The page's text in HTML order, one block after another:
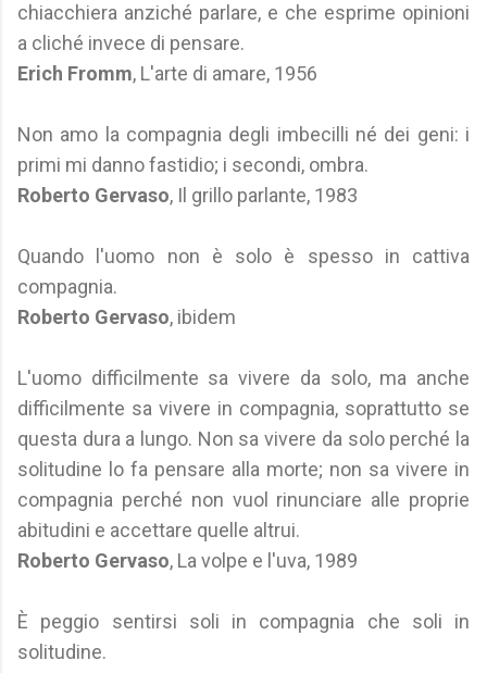
chiacchiera anziché parlare, e che esprime opinioni
a cliché invece di pensare.
Erich Fromm, L'arte di amare, 1956
Non amo la compagnia degli imbecilli né dei geni: i
primi mi danno fastidio; i secondi, ombra.
Roberto Gervaso, Il grillo parlante, 1983
Quando l'uomo non è solo è spesso in cattiva
compagnia.
Roberto Gervaso, ibidem
L'uomo difficilmente sa vivere da solo, ma anche
difficilmente sa vivere in compagnia, soprattutto se
questa dura a lungo. Non sa vivere da solo perché la
solitudine lo fa pensare alla morte; non sa vivere in
compagnia perché non vuol rinunciare alle proprie
abitudini e accettare quelle altrui.
Roberto Gervaso, La volpe e l'uva, 1989
È peggio sentirsi soli in compagnia che soli in
solitudine.